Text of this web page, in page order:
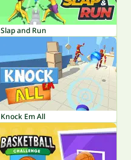
Slap and Run
Knock Em All